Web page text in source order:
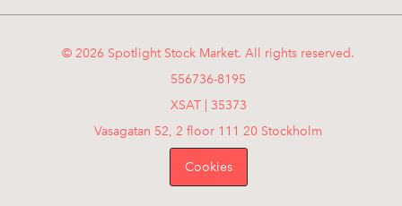
© 2026 Spotlight Stock Market. All rights reserved.
556736-8195
XSAT | 35373
Vasagatan 52, 2 floor 111 20 Stockholm
Cookies